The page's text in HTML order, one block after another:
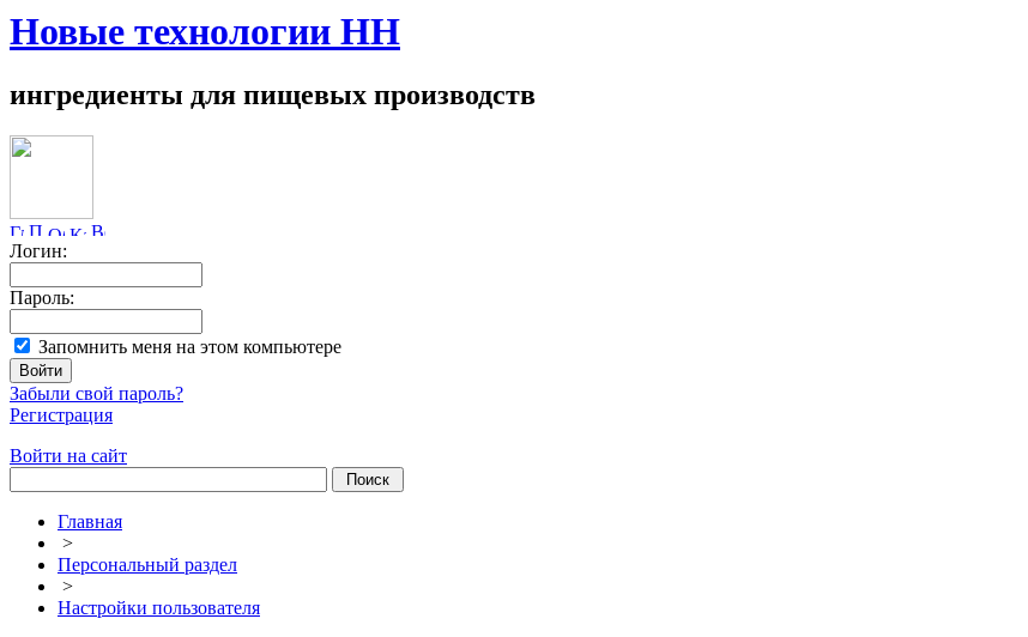
Новые технологии НН
ингредиенты для пищевых производств
Логин:
Пароль:
Запомнить меня на этом компьютере
Забыли свой пароль?
Регистрация
Войти на сайт
Главная
>
Персональный раздел
>
Настройки пользователя